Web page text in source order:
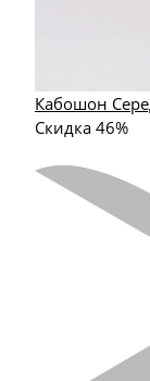
Кабошон
Скидка 46%